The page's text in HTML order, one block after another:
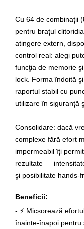
Cu 64 de combinaţii
pentru braţul
atingere extern,
control real: alegi
funcţia de memorie
lock. Forma îndoită
raportul stabil cu
utilizare în siguranţă
Consolidare: dacă
complexe fără efort
impermeabil îţi
rezultate —
şi posibilitate
Beneficii:
- ⚡ Micșorează
înainte‑înapoi